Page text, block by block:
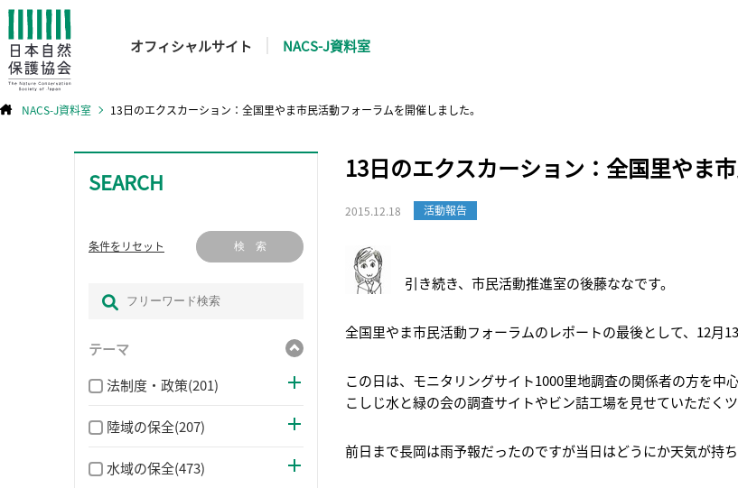
オフィシャルサイト NACS-J資料室
NACS-J資料室 13日のエクスカーション：全国里やま市民活動フォーラムを開催しました。
SEARCH
条件をリセット 検 索
テーマ
法制度・政策(201)
陸域の保全(207)
水域の保全(473)
13日のエクスカーション：全国里やま
2015.12.18 活動報告
引き続き、市民活動推進室の後藤ななです。
全国里やま市民活動フォーラムのレポートの最後として、12月
この日は、モニタリングサイト1000里地調査の関係者の方を中
こしじ水と緑の会の調査サイトやビン詰工場を見せていただくツ
前日まで長岡は雨予報だったのですが当日はどうにか天気が持